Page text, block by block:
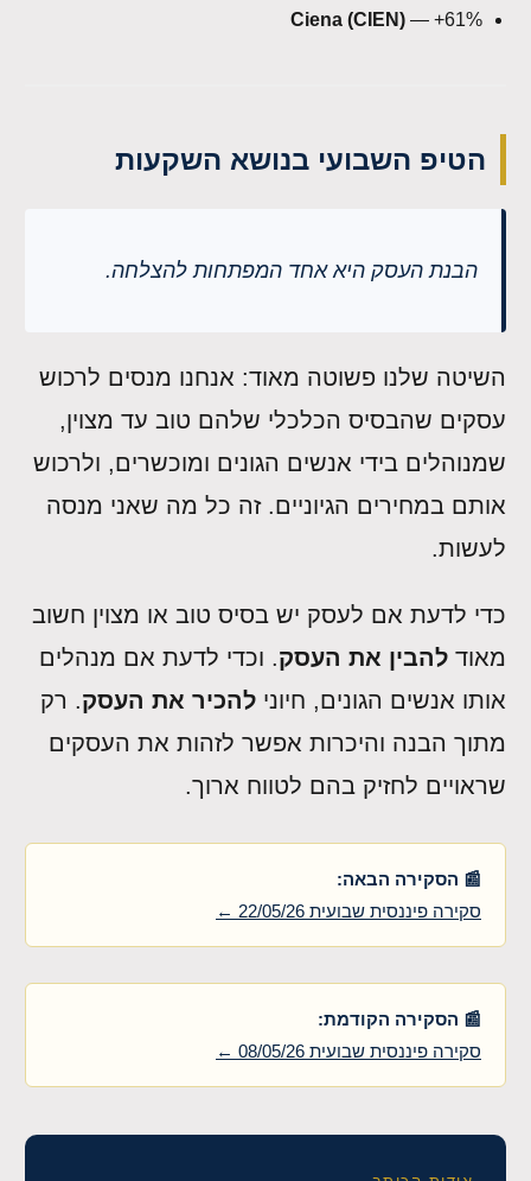
Ciena (CIEN) — ‎+61%
הטיפ השבועי בנושא השקעות
הבנת העסק היא אחד המפתחות להצלחה.
השיטה שלנו פשוטה מאוד: אנחנו מנסים לרכוש
עסקים שהבסיס הכלכלי שלהם טוב עד מצוין,
שמנוהלים בידי אנשים הגונים ומוכשרים, ולרכוש
אותם במחירים הגיוניים. זה כל מה שאני מנסה
לעשות.
כדי לדעת אם לעסק יש בסיס טוב או מצוין חשוב
מאוד להבין את העסק. וכדי לדעת אם מנהלים
אותו אנשים הגונים, חיוני להכיר את העסק. רק
מתוך הבנה והיכרות אפשר לזהות את העסקים
שראויים לחזיק בהם לטווח ארוך.
📰 הסקירה הבאה:
סקירה פיננסית שבועית 22/05/26 ←
📰 הסקירה הקודמת:
סקירה פיננסית שבועית 08/05/26 ←